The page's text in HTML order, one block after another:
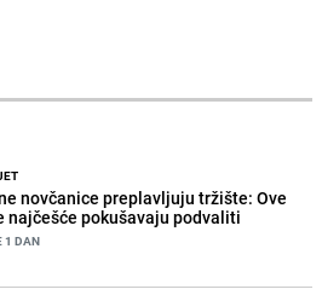
novčanice preplavljuju tržište: Ove
najčešće pokušavaju podvaliti
1 DAN